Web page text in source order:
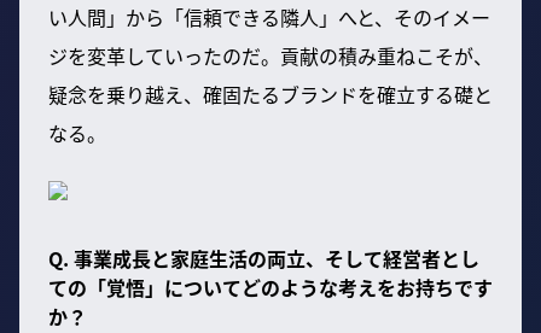
い人間」から「信頼できる隣人」へと、そのイメー
ジを変革していったのだ。貢献の積み重ねこそが、
疑念を乗り越え、確固たるブランドを確立する礎と
なる。
Q. 事業成長と家庭生活の両立、そして経営者とし
ての「覚悟」についてどのような考えをお持ちです
か？